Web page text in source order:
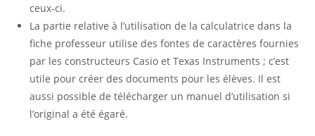
ceux-ci.
La partie relative à l’utilisation de la calculatrice dans la
fiche professeur utilise des fontes de caractères fournies
par les constructeurs Casio et Texas Instruments ; c’est
utile pour créer des documents pour les élèves. Il est
aussi possible de télécharger un manuel d’utilisation si
l’original a été égaré.